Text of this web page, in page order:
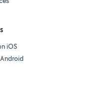
iOS